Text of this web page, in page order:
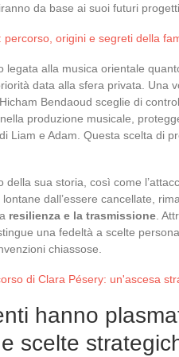
da base ai suoi futuri progetti.
percorso, origini e segreti della
legata alla musica orientale
data alla sfera privata. Una
, Hicham Bendaoud sceglie di
produzione musicale,
Liam e Adam. Questa scelta di
della sua storia, così come
dall’essere cancellate,
resilienza e la trasmissione .
una fedeltà a scelte
chiassose.
di Clara Pésery: un'ascesa
hanno
scelte